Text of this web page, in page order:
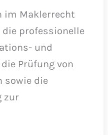
im Maklerrecht
professionelle
und
Prüfung von
sowie die
zur